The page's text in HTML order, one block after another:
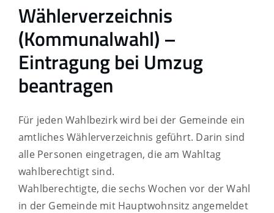
Wählerverzeichnis
(Kommunalwahl) –
Eintragung bei Umzug
beantragen
Für jeden Wahlbezirk wird bei der Gemeinde ein
amtliches Wählerverzeichnis geführt. Darin sind
alle Personen eingetragen, die am Wahltag
wahlberechtigt sind.
Wahlberechtigte, die sechs Wochen vor der Wahl
in der Gemeinde mit Hauptwohnsitz angemeldet